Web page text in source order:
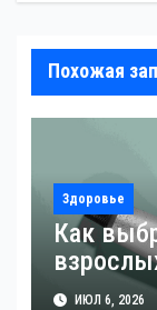
Похожая
Здоровье
Как
имеет
ИЮЛ 6, 2026